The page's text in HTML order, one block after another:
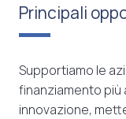
Principali
Supportiamo le
finanziamento più
innovazione,